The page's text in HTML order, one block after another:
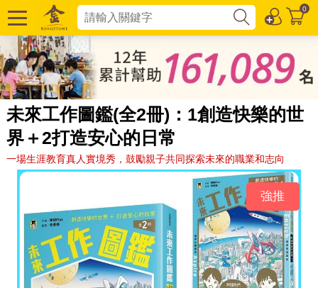
0
未來工作圖鑑(全2冊)：1創造快樂的世
界＋2打造安心的日常
一場生涯教育真人實境秀，鼓勵親子共同探索未來的職業和志向
強推